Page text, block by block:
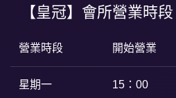
【皇冠】會所營業時段
營業時段 開始營業
星期一 15：00